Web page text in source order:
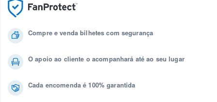
Compre e venda bilhetes com segurança
O apoio ao cliente o acompanhará até ao seu lugar
Cada encomenda é 100% garantida